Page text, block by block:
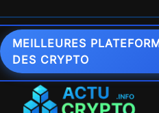
MEILLEURES
DES CRYPTO